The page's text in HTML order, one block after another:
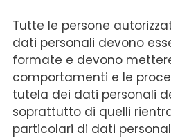
Tutte le persone
dati personali devono
formate e devono
comportamenti e le
tutela dei dati personali
soprattutto di quelli
particolari di dati